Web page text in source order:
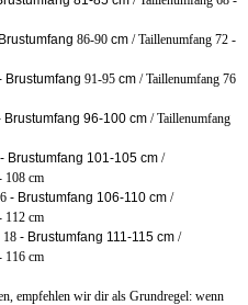
86-90 cm / Taillenumfang 72 -
Brustumfang 91-95 cm / Taillenumfang 76
Brustumfang 96-100 cm / Taillenumfang
- Brustumfang 101-105 cm /
108 cm
- Brustumfang 106-110 cm /
112 cm
18 - Brustumfang 111-115 cm /
116 cm
empfehlen wir dir als Grundregel: wenn